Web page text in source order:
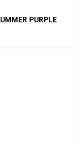
PURPLE